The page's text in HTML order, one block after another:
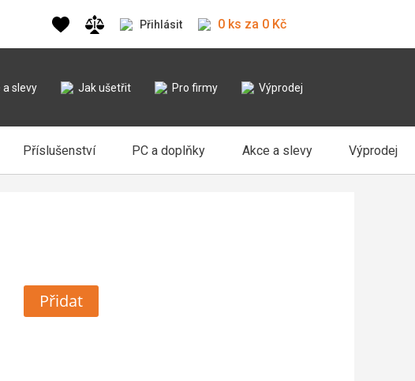
Přihlásit 0 ks za 0 Kč
a slevy Jak ušetřit Pro firmy Výprodej
Příslušenství PC a doplňky Akce a slevy Výprodej
Přidat